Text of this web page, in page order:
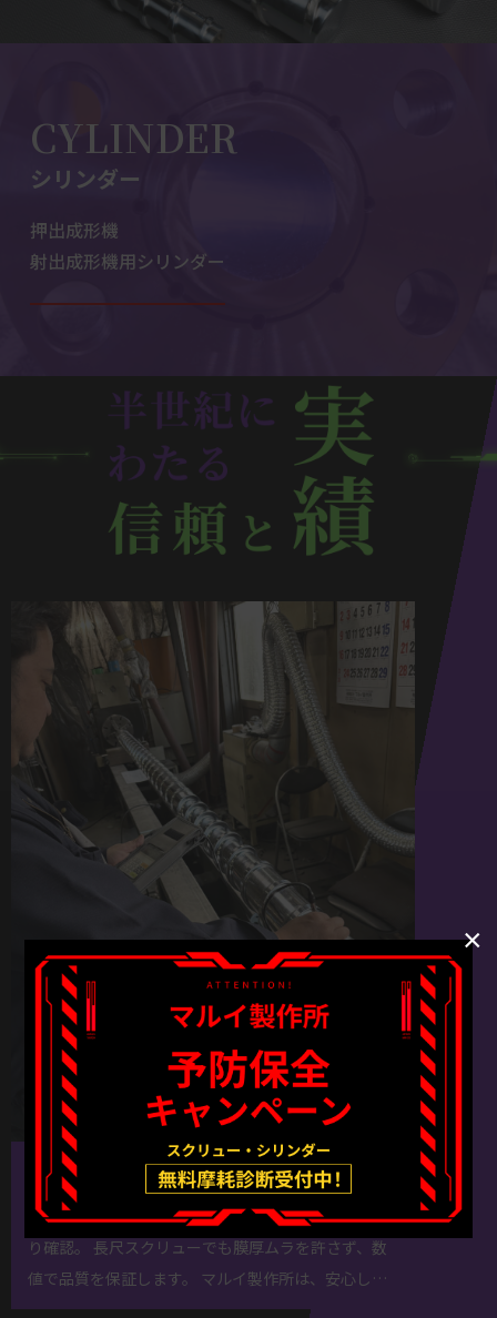
×
CYLINDER
シリンダー
押出成形機
射出成形機用シリンダー
硬質クロム膜厚測定（検査工程）
メッキ仕上げ後のスクリューを膜厚計で全長にわた
り確認。 長尺スクリューでも膜厚ムラを許さず、数
値で品質を保証します。 マルイ製作所は、安心して
使えるスクリューを一つひとつ丁寧に検査していま